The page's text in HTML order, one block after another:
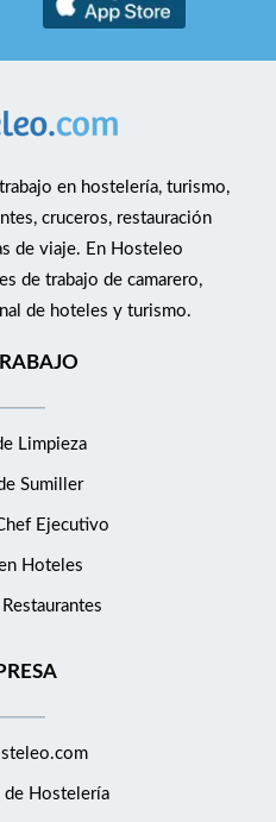
en hostelería, turismo,
cruceros, restauración
de viaje. En Hosteleo
de trabajo de camarero,
de hoteles y turismo.
Limpieza
Sumiller
Ejecutivo
en Hoteles
Restaurantes
de Hostelería